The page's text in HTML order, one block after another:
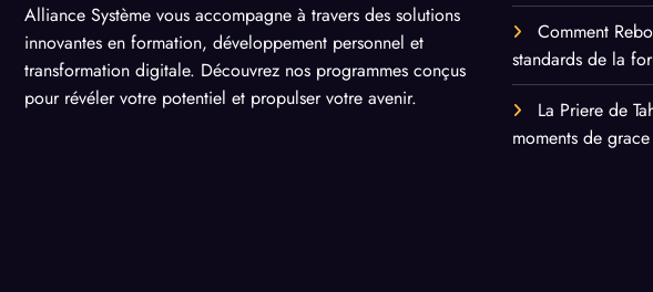
Alliance Système vous accompagne à travers des solutions
innovantes en formation, développement personnel et
transformation digitale. Découvrez nos programmes conçus
pour révéler votre potentiel et propulser votre avenir.
Comment
standards de la
La Priere de
moments de grace